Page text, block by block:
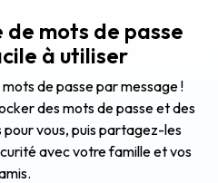
mots de passe
à utiliser
de passe par message !
des mots de passe et des
vous, puis partagez-les
avec votre famille et vos